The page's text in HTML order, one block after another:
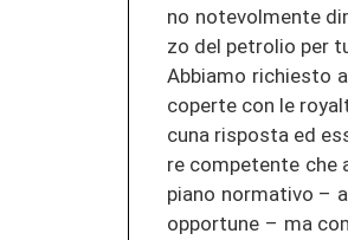
no no­te­vol­men­te
zo del pe­tro­lio per
Ab­bia­mo ri­chies­to
co­per­te con le
cu­na ris­pos­ta ed
re com­pe­ten­te che
piano nor­ma­ti­vo –
op­por­tu­ne – ma